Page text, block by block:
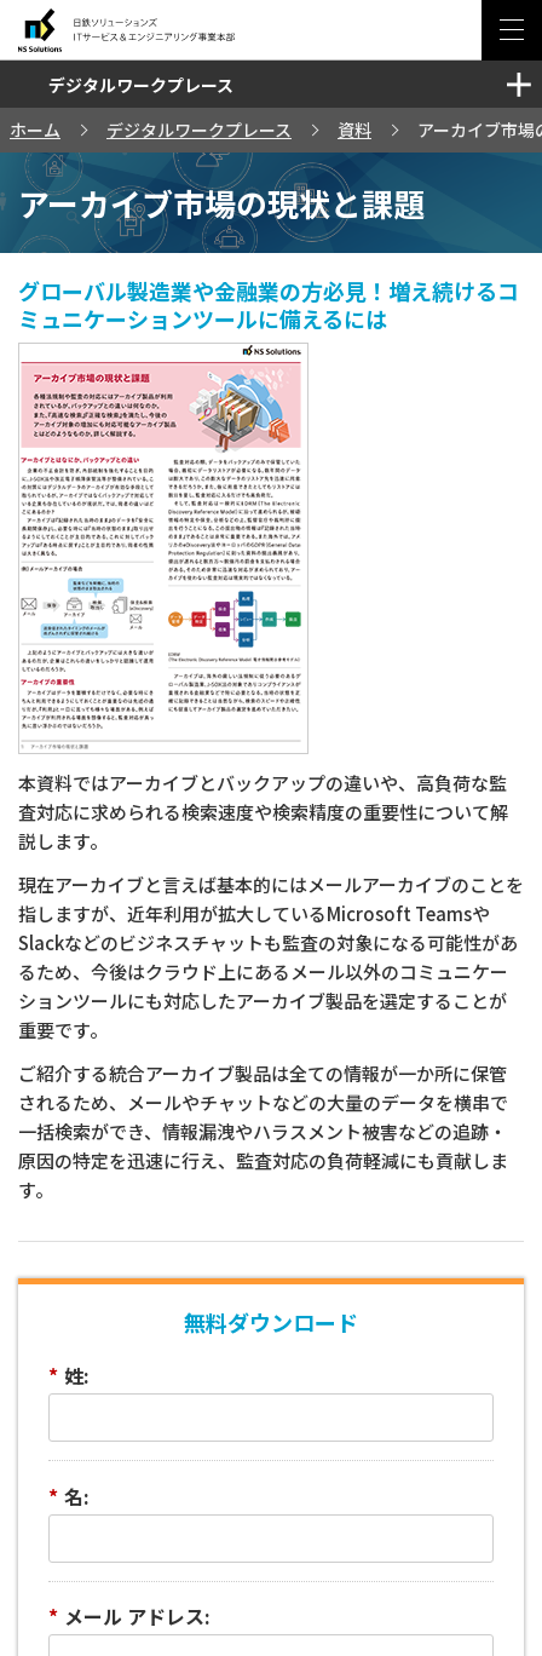
ソリューション・サービス
セミナー・イベント
事例
ブログ
お問い合わせ
サイトマップ 日鉄ソリューションズ
会社情報 商標・登録商標について
プライバシーポリシー クッキーの使用について
デジタルワークプレース
ホーム
デジタルワークプレース 資料 アーカイブ市場
アーカイブ市場の現状と課題
グローバル製造業や金融業の方必見！増え続けるコ
ミュニケーションツールに備えるには
本資料ではアーカイブとバックアップの違いや、高負荷な監
査対応に求められる検索速度や検索精度の重要性について解
説します。
現在アーカイブと言えば基本的にはメールアーカイブのことを
指しますが、近年利用が拡大しているMicrosoft Teamsや
Slackなどのビジネスチャットも監査の対象になる可能性があ
るため、今後はクラウド上にあるメール以外のコミュニケー
ションツールにも対応したアーカイブ製品を選定することが
重要です。
ご紹介する統合アーカイブ製品は全ての情報が一か所に保管
されるため、メールやチャットなどの大量のデータを横串で
一括検索ができ、情報漏洩やハラスメント被害などの追跡・
原因の特定を迅速に行え、監査対応の負荷軽減にも貢献しま
す。
無料ダウンロード
* 姓:
* 名:
* メール アドレス: